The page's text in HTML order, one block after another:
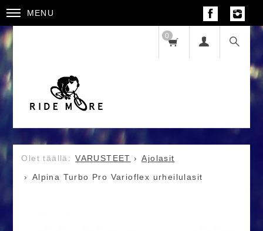
MENU
0
VARUSTEET
Ajolasit
Alpina Turbo Pro Varioflex urheilulasit